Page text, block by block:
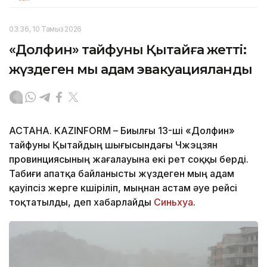
03:36, 10 Тамыз 2026
«Долфин» тайфуны Қытайға жетті:
жүздеген мың адам эвакуацияланды
АСТАНА. KAZINFORM – Биылғы 13-ші «Долфин»
тайфуны Қытайдың шығысындағы Чжэцзян
провинциясының жағалауына екі рет соққы берді.
Табиғи апатқа байланысты жүздеген мың адам
қауіпсіз жерге көшіріліп, мыңнан астам әуе рейсі
тоқтатылды, деп хабарлайды Синьхуа.